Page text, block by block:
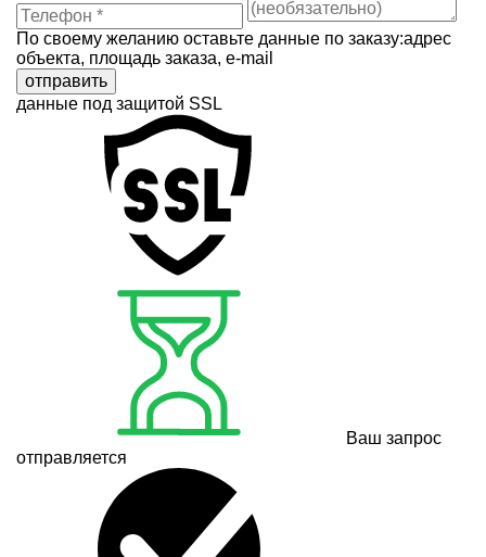
По своему желанию оставьте данные по заказу:адрес
объекта, площадь заказа, e-mail
отправить
данные под защитой SSL
Ваш запрос
отправляется